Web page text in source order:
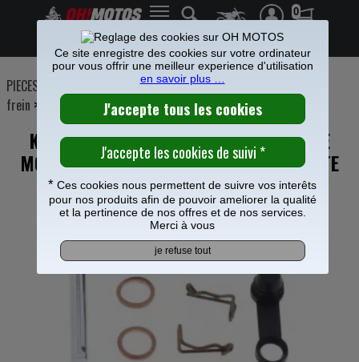
0
Frais de port offerts à partir de 49€
PIECES MOTO Etrier Maitre cylindre frein
frein >
KIT REPARATION ETRIER FREIN ARRIERE
MOOSE RACING POUR HUSQVARNA 125 TE
Ce site enregistre des cookies sur votre ordinateur
pour vous offrir une meilleur experience d'utilisation
en savoir plus …
* Ces cookies nous permettent de suivre vos interêts
pour nos produits afin de pouvoir ameliorer la qualité
et la pertinence de nos offres et de nos services.
Merci à vous